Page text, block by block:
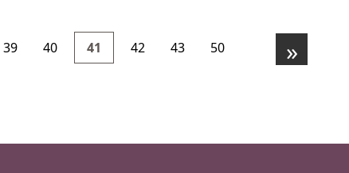
39 40 41 42 43 50 »